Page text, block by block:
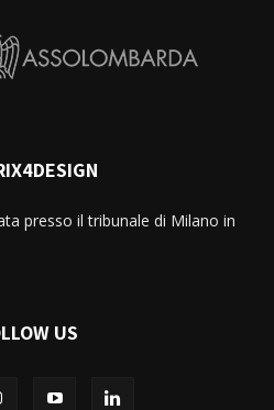
presso il tribunale di Milano in
US